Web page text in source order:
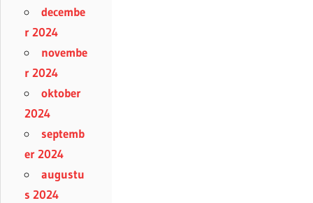
decembe
r 2024
novembe
r 2024
oktober
2024
septemb
er 2024
augustu
s 2024